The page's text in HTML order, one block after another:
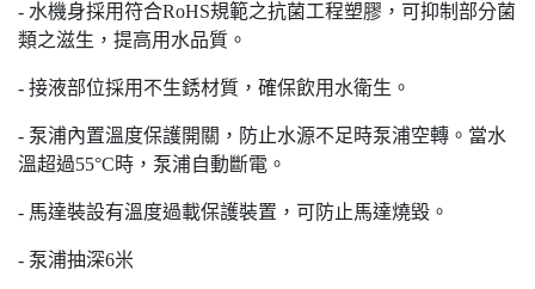
- 水機身採用符合RoHS規範之抗菌工程塑膠，可抑制部分菌
類之滋生，提高用水品質。
- 接液部位採用不生銹材質，確保飲用水衛生。
- 泵浦內置溫度保護開關，防止水源不足時泵浦空轉。當水
溫超過55°C時，泵浦自動斷電。
- 馬達裝設有溫度過載保護裝置，可防止馬達燒毀。
- 泵浦抽深6米